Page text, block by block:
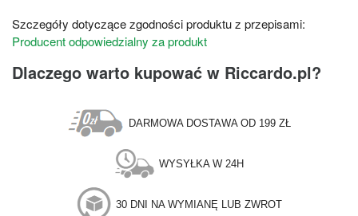
Szczegóły dotyczące zgodności produktu z przepisami:
Producent odpowiedzialny za produkt
Dlaczego warto kupować w Riccardo.pl?
DARMOWA DOSTAWA OD 199 ZŁ
WYSYŁKA W 24H
30 DNI NA WYMIANĘ LUB ZWROT